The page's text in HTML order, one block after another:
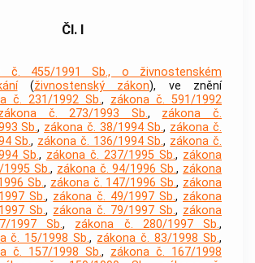
Čl. I
č. 455/1991 Sb., o živnostenském
(živnostenský zákon), ve znění
č. 231/1992 Sb., zákona č. 591/1992
č. 273/1993 Sb., zákona č.
Sb., zákona č. 38/1994 Sb., zákona č.
Sb., zákona č. 136/1994 Sb., zákona č.
Sb., zákona č. 237/1995 Sb., zákona
1995 Sb., zákona č. 94/1996 Sb., zákona
Sb., zákona č. 147/1996 Sb., zákona
Sb., zákona č. 49/1997 Sb., zákona
Sb., zákona č. 79/1997 Sb., zákona
1997 Sb., zákona č. 280/1997 Sb.,
č. 15/1998 Sb., zákona č. 83/1998 Sb.,
č. 157/1998 Sb., zákona č. 167/1998